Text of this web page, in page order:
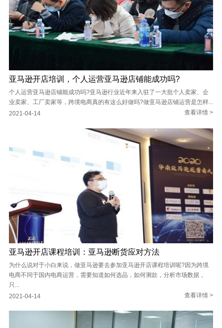
亚马逊开店培训，个人运营亚马逊店铺能成功吗?
个人运营亚马逊店铺能成功吗?亚马逊行业近年来入驻了一大批个人卖家、企
业卖家、工厂卖家等，跨境电商真的有这么好做吗?做亚马逊店铺运营是怎样...
查看详情 >
2021-04-14
亚马逊开店课程培训：亚马逊断货应对方法
为什么说对于小白来说，做亚马逊要去参加亚马逊开店课程培训呢?因为跨境
电商不同于国内电商运营，需要知道如何选品，如何测款，分析市场数据，
只...
查看详情 >
2021-04-14